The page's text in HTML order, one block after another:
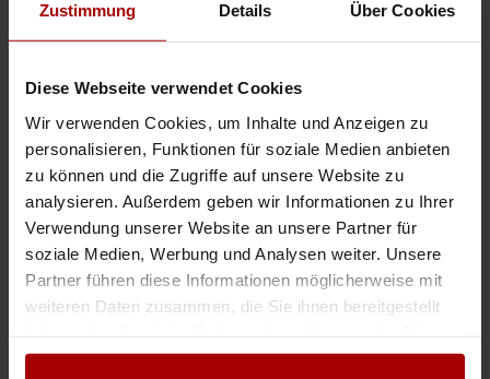
Zustimmung Details Über Cookies
Diese Webseite verwendet Cookies
Wir verwenden Cookies, um Inhalte und Anzeigen zu
personalisieren, Funktionen für soziale Medien anbieten
zu können und die Zugriffe auf unsere Website zu
analysieren. Außerdem geben wir Informationen zu Ihrer
Verwendung unserer Website an unsere Partner für
soziale Medien, Werbung und Analysen weiter. Unsere
Partner führen diese Informationen möglicherweise mit
weiteren Daten zusammen, die Sie ihnen bereitgestellt
gesammelt haben.
Seit über 20 Jahren montiere ich Möbel sämtlicher Hersteller. Auch
Einrichten Ihrer Wohnung, melden Sie sich gerne jederzeit. moelm ..
Gesuch in 40219, Düsseldorf
Möbelmonteure & Tischler frei – mit eigener Möbelproduktion
Langfristiger Montagepartner gesucht? 2–20 Monteure | Möbelmontage ·
Ladenbau · Hoteleinrichtung Wir suchen keine Einmal-Aufträge – wir
suchen langfristige Partner, die unsere Montageteams dauerhaf ..
Gesuchin 50667, Köln 08.07.2026